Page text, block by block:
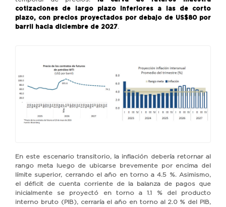
cotizaciones de largo plazo inferiores a las de corto
plazo, con precios proyectados por debajo de US$80 por
barril hacia diciembre de 2027.
En este escenario transitorio, la inflación debería retornar al
rango meta luego de ubicarse brevemente por encima del
límite superior, cerrando el año en torno a 4.5 %. Asimismo,
el déficit de cuenta corriente de la balanza de pagos que
inicialmente se proyectó en torno a 1.1 % del producto
interno bruto (PIB), cerraría el año en torno al 2.0 % del PIB,